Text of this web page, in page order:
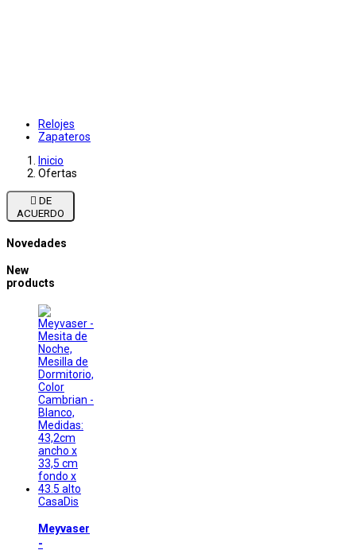
Relojes
Zapateros
Inicio
Ofertas

ACUERDO
Novedades
New
products
CasaDis
Meyvaser
-